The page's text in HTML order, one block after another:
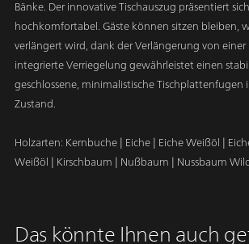
Bänke. Der innovative Tischauszug präsentiert
hochkomfortabel. Gäste können sitzen bleiben,
verlängert wird, dank der Verlängerung von einer
integrierte Verriegelung gewährleistet einen
geschlossene, minimalistische Tischplattenfugen
Zustand.
Holzarten: Kernbuche
| Eiche | Eiche Weißöl |
Weißöl | Kirschbaum | Nußbaum | Nussbaum Wild
A
den
Das könnte Ihnen auch